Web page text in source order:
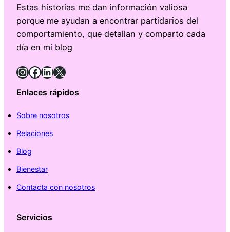
Estas historias me dan información valiosa
porque me ayudan a encontrar partidarios del
comportamiento, que detallan y comparto cada
día en mi blog
InstagramFacebook LinkedIn X
Enlaces rápidos
Sobre nosotros
Relaciones
Blog
Bienestar
Contacta con nosotros
Servicios